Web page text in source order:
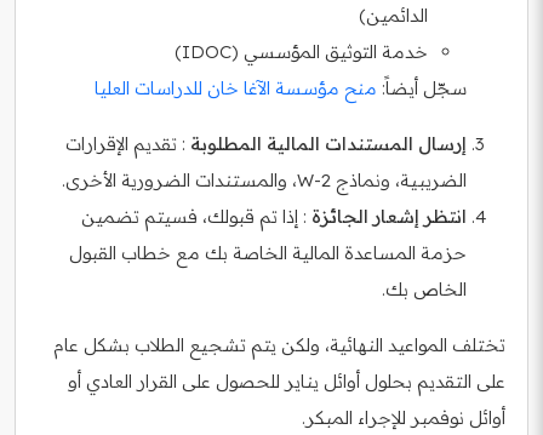
الدائمين)
خدمة التوثيق المؤسسي (IDOC)
سجّل أيضاً: منح مؤسسة الآغا خان للدراسات العليا
إرسال المستندات المالية المطلوبة : تقديم الإقرارات
الضريبية، ونماذج W-2، والمستندات الضرورية الأخرى.
انتظر إشعار الجائزة : إذا تم قبولك، فسيتم تضمين
حزمة المساعدة المالية الخاصة بك مع خطاب القبول
الخاص بك.
تختلف المواعيد النهائية، ولكن يتم تشجيع الطلاب بشكل عام
على التقديم بحلول أوائل يناير للحصول على القرار العادي أو
أوائل نوفمبر للإجراء المبكر.